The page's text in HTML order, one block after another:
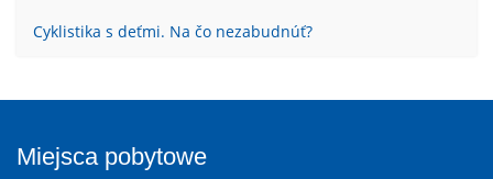
Cyklistika s deťmi. Na čo nezabudnúť?
Miejsca pobytowe